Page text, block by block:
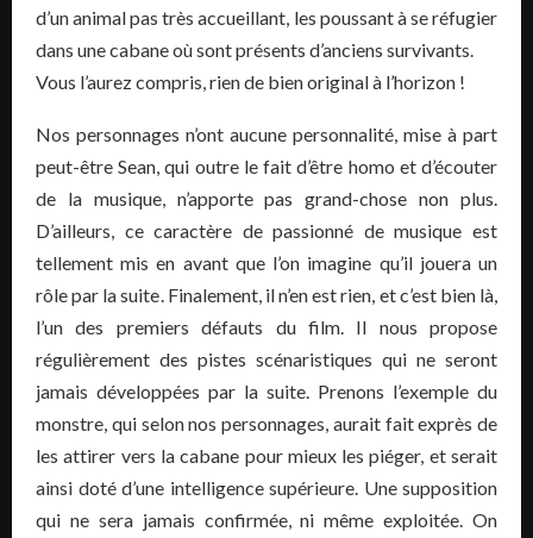
d’un animal pas très accueillant, les poussant à se réfugier
dans une cabane où sont présents d’anciens survivants.
Vous l’aurez compris, rien de bien original à l’horizon !
Nos personnages n’ont aucune personnalité, mise à part
peut-être Sean, qui outre le fait d’être homo et d’écouter
de la musique, n’apporte pas grand-chose non plus.
D’ailleurs, ce caractère de passionné de musique est
tellement mis en avant que l’on imagine qu’il jouera un
rôle par la suite. Finalement, il n’en est rien, et c’est bien là,
l’un des premiers défauts du film. Il nous propose
régulièrement des pistes scénaristiques qui ne seront
jamais développées par la suite. Prenons l’exemple du
monstre, qui selon nos personnages, aurait fait exprès de
les attirer vers la cabane pour mieux les piéger, et serait
ainsi doté d’une intelligence supérieure. Une supposition
qui ne sera jamais confirmée, ni même exploitée. On